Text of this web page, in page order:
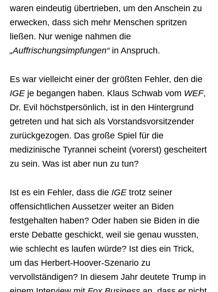
waren eindeutig übertrieben, um den Anschein zu
erwecken, dass sich mehr Menschen spritzen
ließen. Nur wenige nahmen die
„Auffrischungsimpfungen“in Anspruch.
Es war vielleicht einer der größten Fehler, den die
IGE je begangen haben. Klaus Schwab vom WEF,
Dr. Evil höchstpersönlich, ist in den Hintergrund
getreten und hat sich als Vorstandsvorsitzender
zurückgezogen. Das große Spiel für die
medizinische Tyrannei scheint (vorerst) gescheitert
zu sein. Was ist aber nun zu tun?
Ist es ein Fehler, dass die IGE trotz seiner
offensichtlichen Aussetzer weiter an Biden
festgehalten haben? Oder haben sie Biden in die
erste Debatte geschickt, weil sie genau wussten,
wie schlecht es laufen würde? Ist dies ein Trick,
um das Herbert-Hoover-Szenario zu
vervollständigen? In diesem Jahr deutete Trump in